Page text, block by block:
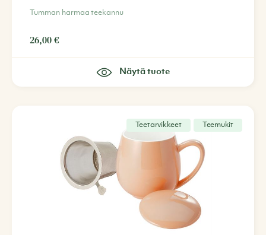
Tumman harmaa teekannu
26,00€
Näytä tuote
Teetarvikkeet Teemukit